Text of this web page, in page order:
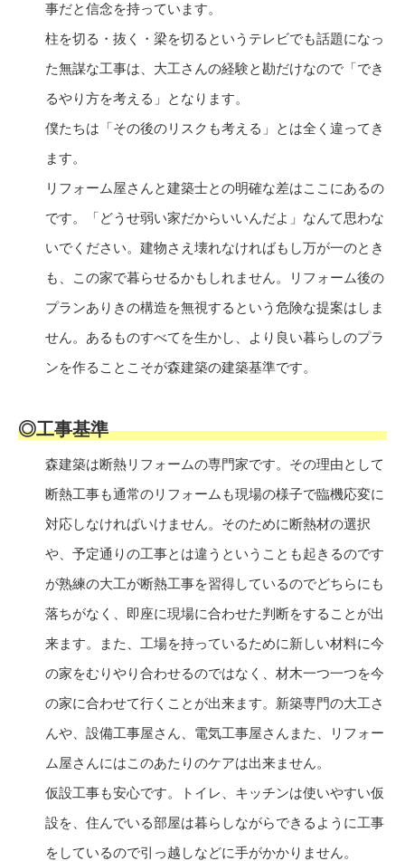
事だと信念を持っています。
柱を切る・抜く・梁を切るというテレビでも話題になっ
た無謀な工事は、大工さんの経験と勘だけなので「でき
るやり方を考える」となります。
僕たちは「その後のリスクも考える」とは全く違ってき
ます。
リフォーム屋さんと建築士との明確な差はここにあるの
です。「どうせ弱い家だからいいんだよ」なんて思わな
いでください。建物さえ壊れなければもし万が一のとき
も、この家で暮らせるかもしれません。リフォーム後の
プランありきの構造を無視するという危険な提案はしま
せん。あるものすべてを生かし、より良い暮らしのプラ
ンを作ることこそが森建築の建築基準です。
◎工事基準
森建築は断熱リフォームの専門家です。その理由として
断熱工事も通常のリフォームも現場の様子で臨機応変に
対応しなければいけません。そのために断熱材の選択
や、予定通りの工事とは違うということも起きるのです
が熟練の大工が断熱工事を習得しているのでどちらにも
落ちがなく、即座に現場に合わせた判断をすることが出
来ます。また、工場を持っているために新しい材料に今
の家をむりやり合わせるのではなく、材木一つ一つを今
の家に合わせて行くことが出来ます。新築専門の大工さ
んや、設備工事屋さん、電気工事屋さんまた、リフォー
ム屋さんにはこのあたりのケアは出来ません。
仮設工事も安心です。トイレ、キッチンは使いやすい仮
設を、住んでいる部屋は暮らしながらできるように工事
をしているので引っ越しなどに手がかかりません。